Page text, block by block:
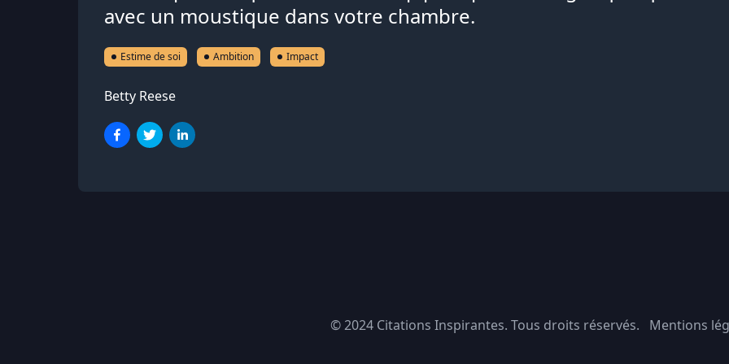
avec un moustique dans votre chambre.
Estime de soi Ambition Impact
Betty Reese
© 2024 Citations Inspirantes. Tous droits réservés. Mentions